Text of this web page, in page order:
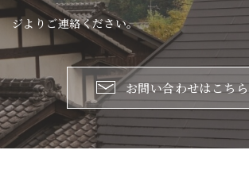
ジよりご連絡ください。
お問い合わせはこちら